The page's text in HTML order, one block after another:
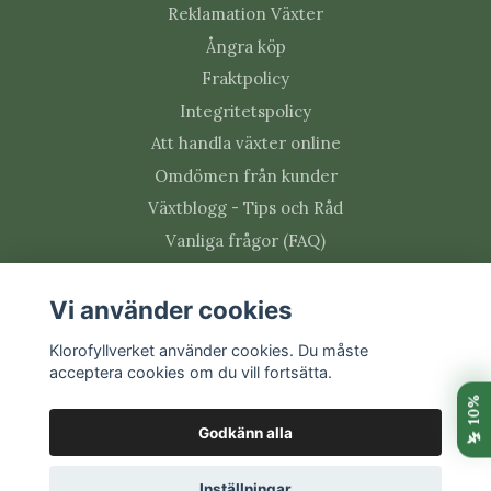
Gymnocalycium kan drabbas av ullöss, rotsköldlöss,
trips och spinnkvalster. Kontrollera fårorna mellan
revbenen, areolerna och rötterna regelbundet.
Vanliga frågor om
Gymnocalycium
mihanovichii
Varför ändras aprikosfärgen?
Ljus, temperatur och ny tillväxt påverkar färgen.
Starka ljusförändringar kan ge både djupare och
Hur ofta ska Gymnocalycium vattnas?
Reklamation Växter
Ångra köp
Fraktpolicy
Integritetspolicy
Att handla växter online
Omdömen från kunder
Växtblogg - Tips och Råd
Vanliga frågor (FAQ)
Social media
Vi använder cookies
Klorofyllverket använder cookies. Du måste
acceptera cookies om du vill fortsätta.
Godkänn alla